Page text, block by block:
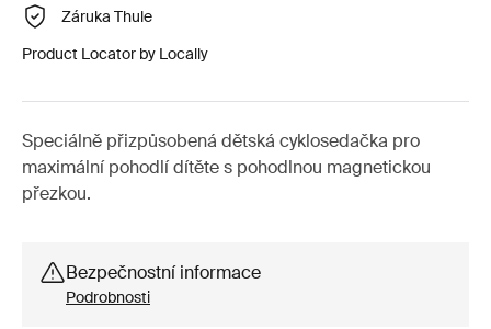
Záruka Thule
Product Locator by Locally
Speciálně přizpůsobená dětská cyklosedačka pro
maximální pohodlí dítěte s pohodlnou magnetickou
přezkou.
Bezpečnostní informace
Podrobnosti